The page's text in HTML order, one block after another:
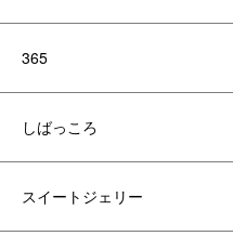
365
しばっころ
スイートジェリー